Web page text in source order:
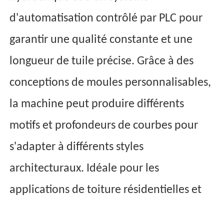
d'automatisation contrôlé par PLC pour
garantir une qualité constante et une
longueur de tuile précise. Grâce à des
conceptions de moules personnalisables,
la machine peut produire différents
motifs et profondeurs de courbes pour
s'adapter à différents styles
architecturaux. Idéale pour les
applications de toiture résidentielles et